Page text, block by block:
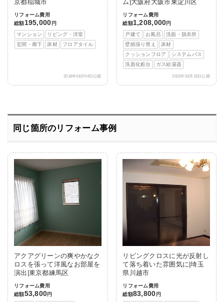
京都稲城市
リフォーム費用
総額195,000 円
マンション
リビング・洋室
玄関・廊下
床材 フロアタイル
2018年08月04日公開
ム|大阪府大阪市東淀川区
リフォーム費用
総額1,208,000円
戸建て
お風呂
洗面・脱衣所
壁紙張り替え
床材
クッションフロア
システムバス
洗面化粧台
ガス給湯器
2022年03月15日公開
同じ箇所のリフォーム事例
アクアグリーンの爽やかなク
ロスを張って洋風なお部屋を
演出|東京都練馬区
リフォーム費用
総額53,800円
リビングクロスに光が反射し
て落ち着いた雰囲気に|埼玉
県川越市
リフォーム費用
総額83,800 円